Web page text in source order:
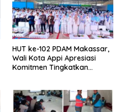
HUT ke-102 PDAM Makassar,
Wali Kota Appi Apresiasi
Komitmen Tingkatkan